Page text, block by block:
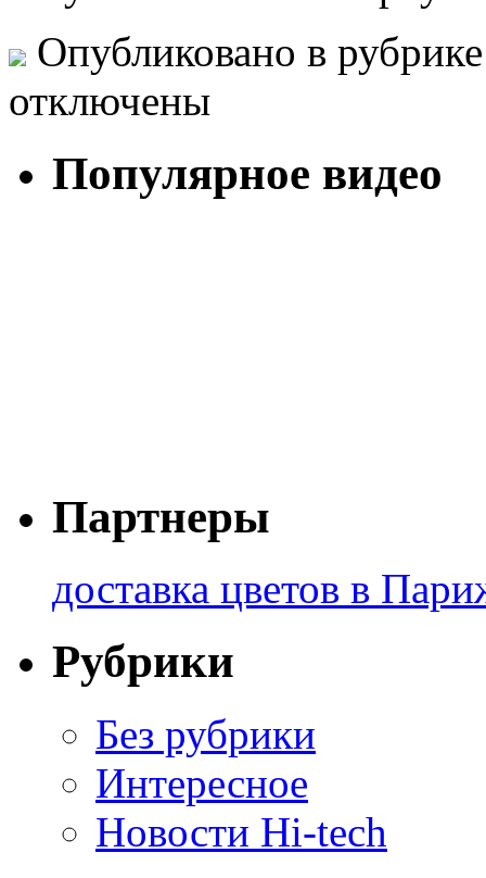
Опубликовано в
отключены
Популярное видео
Партнеры
доставка цветов в
Рубрики
Без рубрики
Интересное
Новости Hi-tech